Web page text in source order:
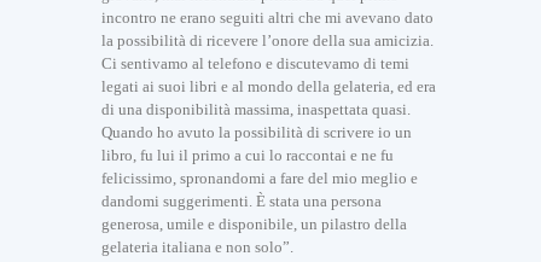
incontro ne erano seguiti altri che mi avevano dato
la possibilità di ricevere l’onore della sua amicizia.
Ci sentivamo al telefono e discutevamo di temi
legati ai suoi libri e al mondo della gelateria, ed era
di una disponibilità massima, inaspettata quasi.
Quando ho avuto la possibilità di scrivere io un
libro, fu lui il primo a cui lo raccontai e ne fu
felicissimo, spronandomi a fare del mio meglio e
dandomi suggerimenti. È stata una persona
generosa, umile e disponibile, un pilastro della
gelateria italiana e non solo”.